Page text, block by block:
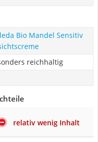
Bio Mandel Sensitiv
reichhaltig
relativ wenig Inhalt